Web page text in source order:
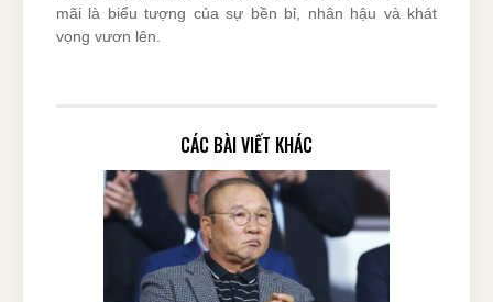
mãi là biểu tượng của sự bền bỉ, nhân hậu và khát
vọng vươn lên.
CÁC BÀI VIẾT KHÁC